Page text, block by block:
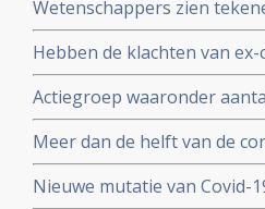
Wetenschappers zien
coronavirus - Covid-19,
Hebben de klachten van
vermoeidheidssyndroom?
wetenschappers
Actiegroep waaronder
mogelijkheid moet krijgen
standaard aanpak voor
Meer dan de helft van de
hoest (84%), koorts (80%),
hoofdpijn (59%), en
Nieuwe mutatie van Covid-